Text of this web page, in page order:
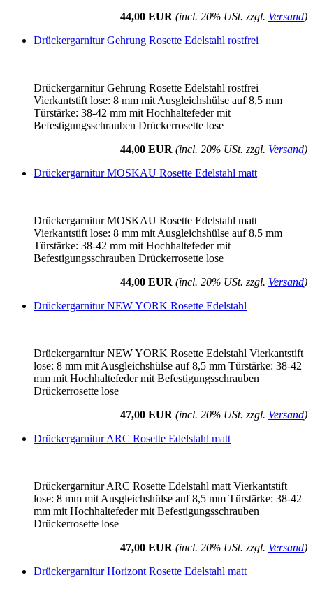
44,00 EUR (incl. 20% USt. zzgl. Versand)
Drückergarnitur Gehrung Rosette Edelstahl rostfrei
Drückergarnitur Gehrung Rosette Edelstahl rostfrei
Vierkantstift lose: 8 mm mit Ausgleichshülse auf 8,5 mm
Türstärke: 38-42 mm mit Hochhaltefeder mit
Befestigungsschrauben Drückerrosette lose
44,00 EUR (incl. 20% USt. zzgl. Versand)
Drückergarnitur MOSKAU Rosette Edelstahl matt
Drückergarnitur MOSKAU Rosette Edelstahl matt
Vierkantstift lose: 8 mm mit Ausgleichshülse auf 8,5 mm
Türstärke: 38-42 mm mit Hochhaltefeder mit
Befestigungsschrauben Drückerrosette lose
44,00 EUR (incl. 20% USt. zzgl. Versand)
Drückergarnitur NEW YORK Rosette Edelstahl
Drückergarnitur NEW YORK Rosette Edelstahl Vierkantstift
lose: 8 mm mit Ausgleichshülse auf 8,5 mm Türstärke: 38-42
mm mit Hochhaltefeder mit Befestigungsschrauben
Drückerrosette lose
47,00 EUR (incl. 20% USt. zzgl. Versand)
Drückergarnitur ARC Rosette Edelstahl matt
Drückergarnitur ARC Rosette Edelstahl matt Vierkantstift
lose: 8 mm mit Ausgleichshülse auf 8,5 mm Türstärke: 38-42
mm mit Hochhaltefeder mit Befestigungsschrauben
Drückerrosette lose
47,00 EUR (incl. 20% USt. zzgl. Versand)
Drückergarnitur Horizont Rosette Edelstahl matt